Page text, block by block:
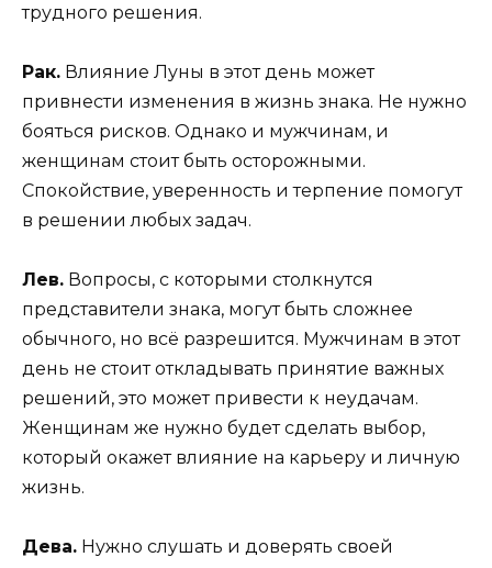
трудного решения.
Рак. Влияние Луны в этот день может
привнести изменения в жизнь знака. Не нужно
бояться рисков. Однако и мужчинам, и
женщинам стоит быть осторожными.
Спокойствие, уверенность и терпение помогут
в решении любых задач.
Лев. Вопросы, с которыми столкнутся
представители знака, могут быть сложнее
обычного, но всё разрешится. Мужчинам в этот
день не стоит откладывать принятие важных
решений, это может привести к неудачам.
Женщинам же нужно будет сделать выбор,
который окажет влияние на карьеру и личную
жизнь.
Дева. Нужно слушать и доверять своей